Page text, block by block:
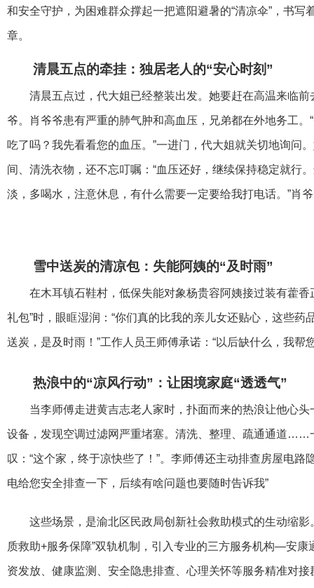
和安全守护，为困难群众撑起一把遮阳避暑的“清凉伞”，书写
章。
清晨五点的牵挂：独居老人的“安心时刻”
清晨五点过，代大姐已经整装出发。她要赶在高温来临
爷。肖爷爷患有严重的肺气肿和高血压，兄弟都在外地务工
吃了吗？我先看看您的血压。”一进门，代大姐就关切地询问
间、清洗衣物，还不忘叮嘱：“血压还好，继续保持稳定就行
淡，多喝水，注意休息，有什么需要一定要给我打电话。”肖
雪中送炭的清凉包：失能阿姨的“及时雨”
在木耳镇石鞋村，低保失能对象杨贵容阿姨接过装有藿
礼包”时，眼眶湿润：“你们真的比我的亲儿女还贴心，这些药
送炭，是及时雨！”工作人员王师傅承诺：“以后缺什么，我帮
热浪中的“凉风行动”：让困境家庭“透透气”
当李师傅走进黄吉志老人家时，扑面而来的热浪让他心
设备，发现空调过滤网严重堵塞。清洗、整理、疏通通道……
叹：“这个家，终于凉快些了！”。李师傅还主动排查房屋电路
电给您安全排查一下，后续有啥问题也要随时告诉我”
这些场景，是渝北区民政局创新社会救助模式的生动缩影
质救助+服务保障”双轨机制，引入专业的三方服务机构—安
资发放、健康监测、安全隐患排查、心理关怀等服务精准对